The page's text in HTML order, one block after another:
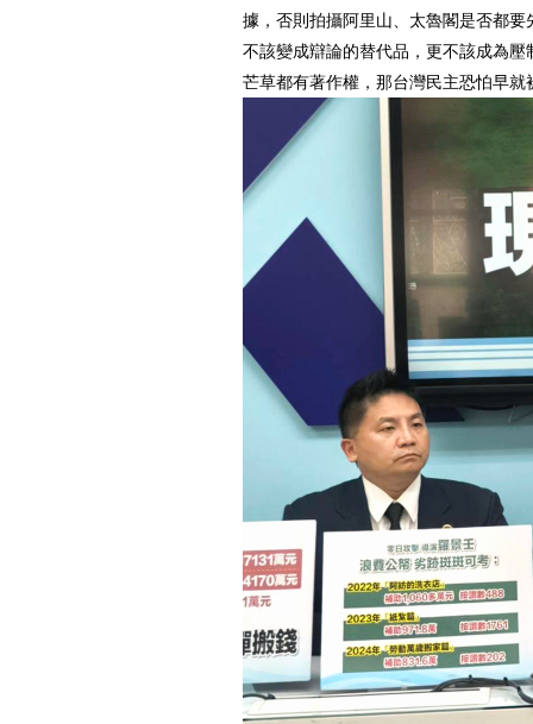
據，否則拍攝阿里山、太魯閣是否都
不該變成辯論的替代品，更不該成為
芒草都有著作權，那台灣民主恐怕早